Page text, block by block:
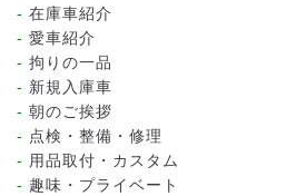
在庫車紹介
愛車紹介
拘りの一品
新規入庫車
朝のご挨拶
点検・整備・修理
用品取付・カスタム
趣味・プライベート